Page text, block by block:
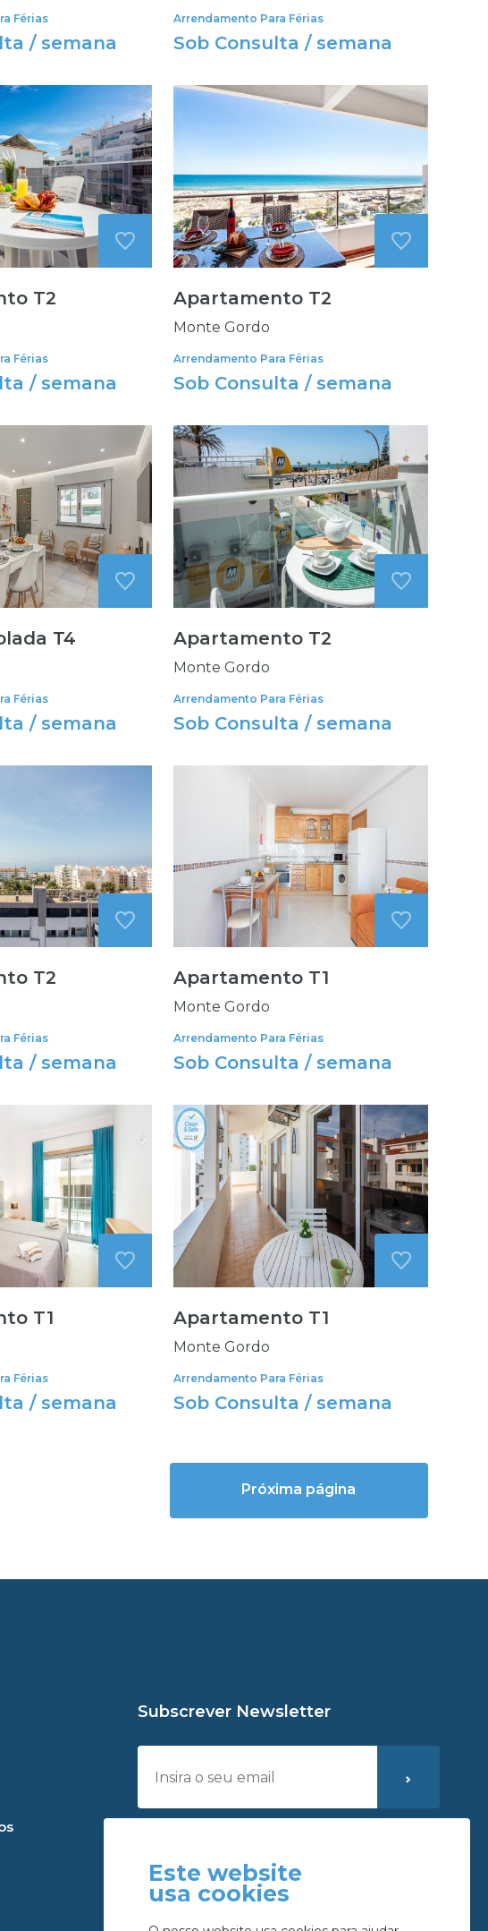
Férias
/ semana
Arrendamento Para Férias
Sob Consulta / semana
T2
Férias
/ semana
Apartamento T2
Monte Gordo
Arrendamento Para Férias
Sob Consulta / semana
T4
Férias
/ semana
Apartamento T2
Monte Gordo
Arrendamento Para Férias
Sob Consulta / semana
T2
Férias
/ semana
Apartamento T1
Monte Gordo
Arrendamento Para Férias
Sob Consulta / semana
T1
Férias
/ semana
Apartamento T1
Monte Gordo
Arrendamento Para Férias
Sob Consulta / semana
Próxima página
Subscrever Newsletter
Este website
usa cookies